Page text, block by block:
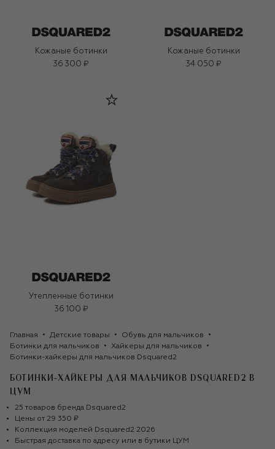
Кожаные ботинки
36 300 ₽
Кожаные ботинки
34 050 ₽
Утепленные ботинки
36 100 ₽
Главная Детские товары
Обувь для мальчиков
Ботинки для мальчиков
Хайкеры для мальчиков
Ботинки-хайкеры для мальчиков Dsquared2
БОТИНКИ-ХАЙКЕРЫ ДЛЯ МАЛЬЧИКОВ DSQUARED2 В
ЦУМ
25 товаров бренда Dsquared2
Цены от 29 350 ₽
Коллекция моделей Dsquared2 2026
Быстрая доставка по адресу или в бутики ЦУМ